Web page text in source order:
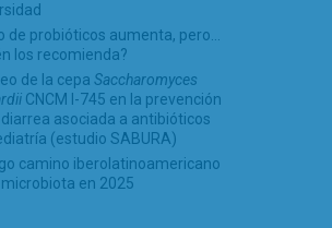
de probióticos aumenta, pero…
los recomienda?
de la cepa Saccharomyces
CNCM I-745 en la prevención
diarrea asociada a antibióticos
(estudio SABURA)
camino iberolatinoamericano
microbiota en 2025